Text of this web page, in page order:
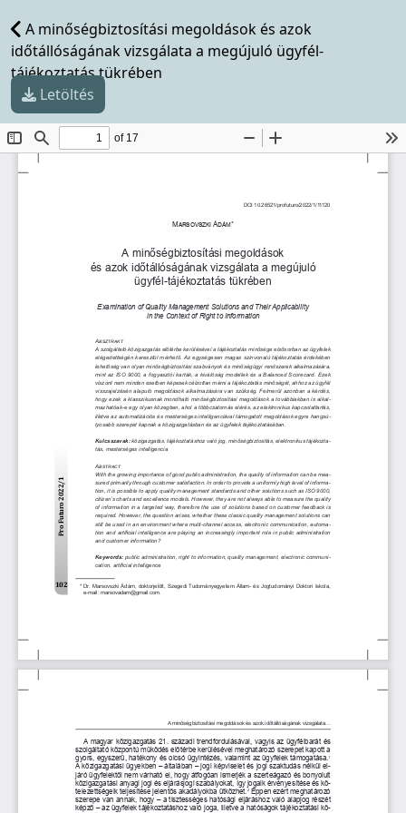
A minőségbiztosítási megoldások és azok
időtállóságának vizsgálata a megújuló ügyfél-
tájékoztatás tükrében
Letöltés